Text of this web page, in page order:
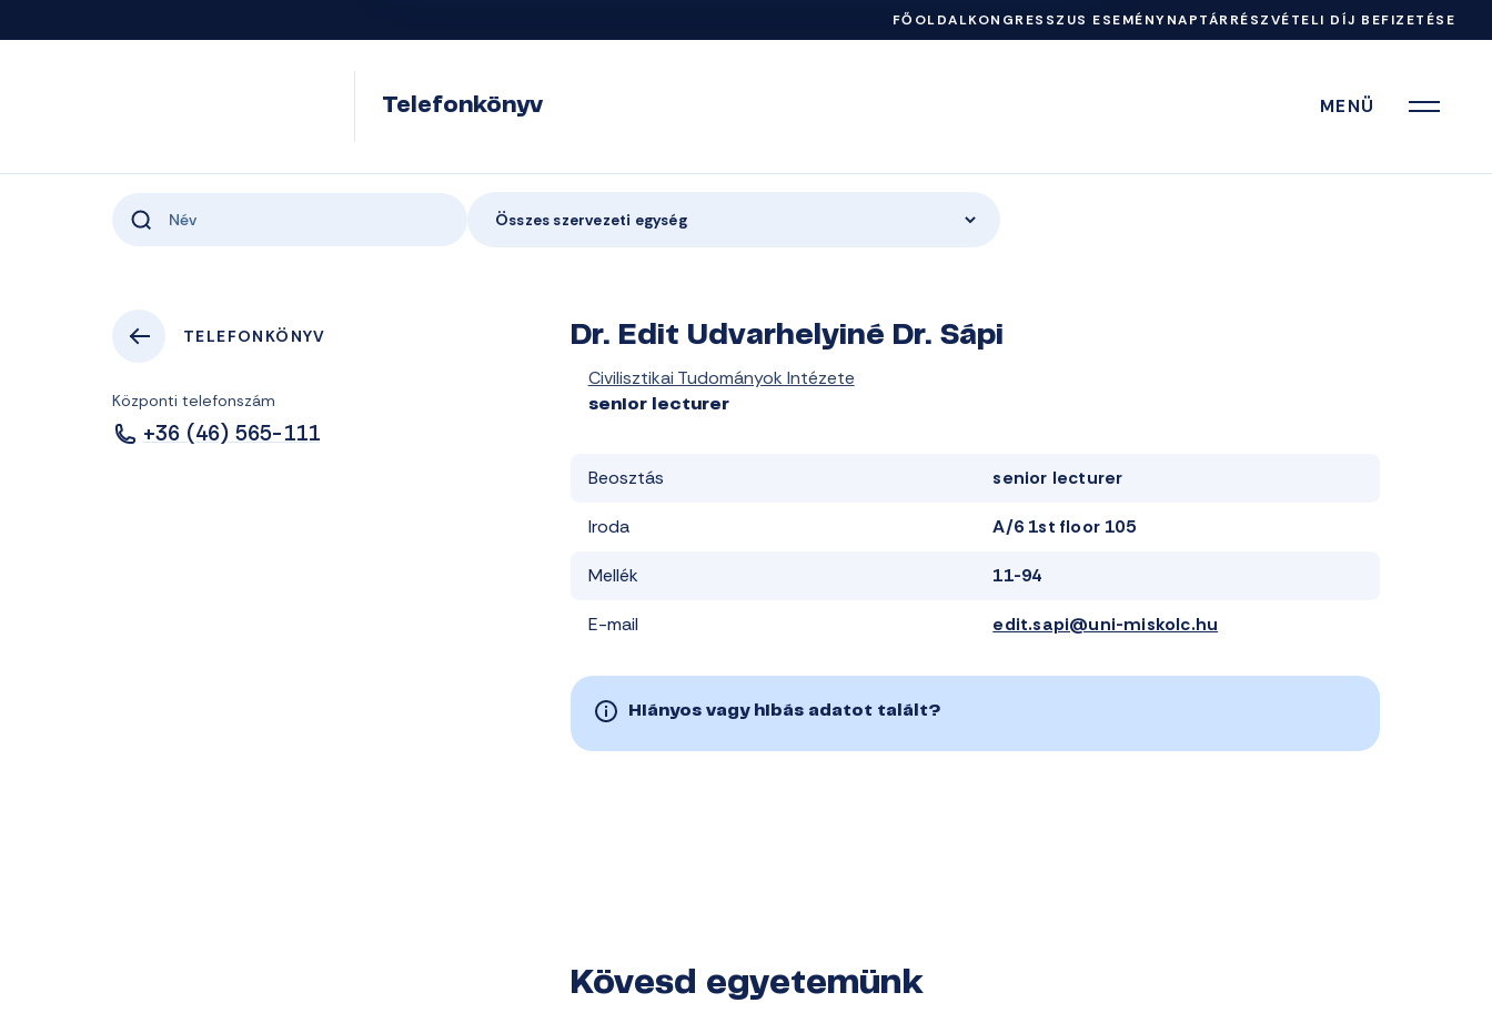
FŐOLDALKONGRESSZUS ESEMÉNYNAPTÁRRÉSZVÉTELI DÍJ BEFIZETÉSE
Telefonkönyv MENÜ
Összes szervezeti egység
TELEFONKÖNYV
Központi telefonszám
+36 (46) 565-111
Dr. Edit Udvarhelyiné Dr. Sápi
Civilisztikai Tudományok Intézete
senior lecturer
Beosztás senior lecturer
Iroda A/6 1st floor 105
Mellék 11-94
E-mail edit.sapi@uni-miskolc.hu
Hiányos vagy hibás adatot talált?
Kövesd egyetemünk